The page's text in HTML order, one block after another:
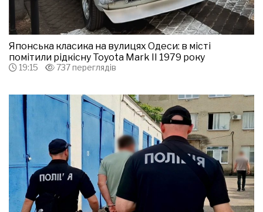
Японська класика на вулицях Одеси: в місті
помітили рідкісну Toyota Mark II 1979 року
19:15 737 переглядів